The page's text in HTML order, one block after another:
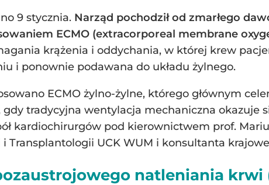
9 stycznia. Narząd pochodził od zmarłego
ECMO (extracorporeal membrane
krążenia i oddychania, w której krew
i ponownie podawana do układu żylnego.
ECMO żylno-żylne, którego głównym
tradycyjna wentylacja mechaniczna okazuje
kardiochirurgów pod kierownictwem prof.
i Transplantologii UCK WUM i konsultanta
natleniania krwi